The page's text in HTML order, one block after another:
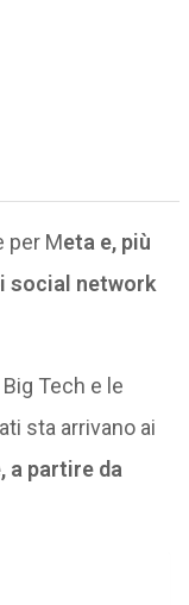
per Meta e, più
social network
Tech e le
sta arrivano ai
a partire da